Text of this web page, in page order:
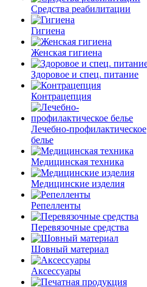
Средства реабилитации
Гигиена
Женская гигиена
Здоровое и спец. питание
Контрацепция
Лечебно-профилактическое
белье
Медицинская техника
Медицинские изделия
Репелленты
Перевязочные средства
Шовный материал
Аксессуары